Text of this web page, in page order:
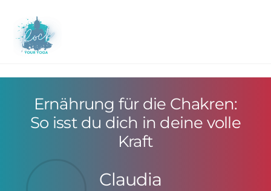
content
Ernährung für die Chakren:
So isst du dich in deine volle
Kraft
Claudia